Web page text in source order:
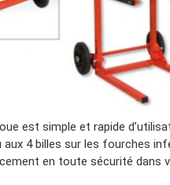
est simple et rapide
aux 4 billes sur les fourches
en toute sécurité dans